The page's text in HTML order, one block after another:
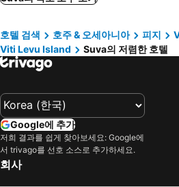
호텔 검색 호주 & 오세아니아 피지
Viti Levu Island
Suva의 저렴한 호텔
Google에 추가
저희 결과를 쉽게 찾아보세요: Google에
서 trivago를 선호 소스로 추가하세요.
회사